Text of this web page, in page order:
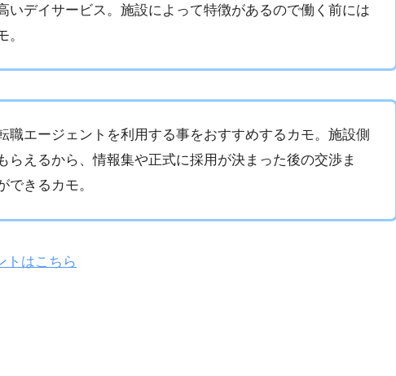
いデイサービス。施設によって特徴があるので働く前には
。
職エージェントを利用する事をおすすめするカモ。施設側
らえるから、情報集や正式に採用が決まった後の交渉ま
できるカモ。
トはこちら